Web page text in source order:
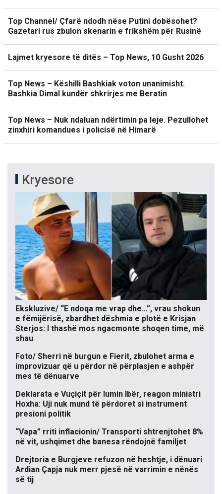
Top Channel/ Çfarë ndodh nëse Putini dobësohet?
Gazetari rus zbulon skenarin e frikshëm për Rusinë
Lajmet kryesore të ditës – Top News, 10 Gusht 2026
Top News – Këshilli Bashkiak voton unanimisht.
Bashkia Dimal kundër shkrirjes me Beratin
Top News – Nuk ndaluan ndërtimin pa leje. Pezullohet
zinxhiri komandues i policisë në Himarë
Kryesore
Ekskluzive/ “E ndoqa me vrap dhe…”, vrau shokun
e fëmijërisë, zbardhet dëshmia e plotë e Krisjan
Sterjos: I thashë mos ngacmonte shoqen time, më
shau
Foto/ Sherri në burgun e Fierit, zbulohet arma e
improvizuar që u përdor në përplasjen e ashpër
mes të dënuarve
Deklarata e Vuçiçit për lumin Ibër, reagon ministri
Hoxha: Uji nuk mund të përdoret si instrument
presioni politik
“Vapa” rriti inflacionin/ Transporti shtrenjtohet 8%
në vit, ushqimet dhe banesa rëndojnë familjet
Drejtoria e Burgjeve refuzon në heshtje, i dënuari
Ardian Çapja nuk merr pjesë në varrimin e nënës
së tij